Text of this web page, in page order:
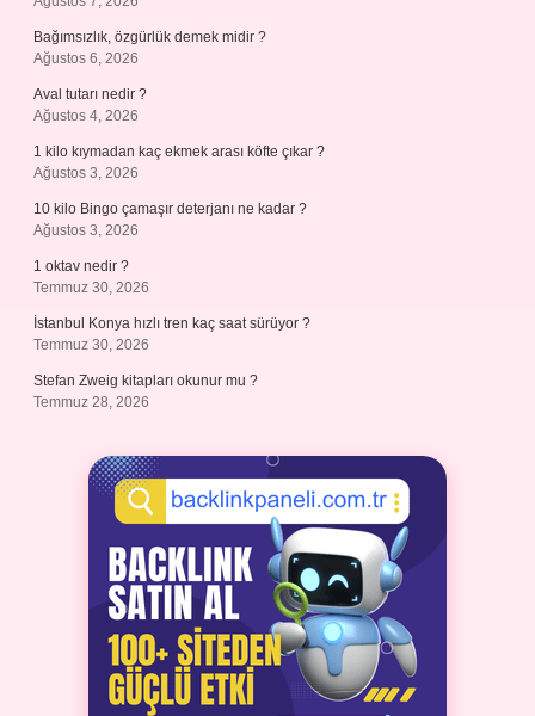
Bağımsızlık, özgürlük demek midir ?
Ağustos 6, 2026
Aval tutarı nedir ?
Ağustos 4, 2026
1 kilo kıymadan kaç ekmek arası köfte çıkar ?
Ağustos 3, 2026
10 kilo Bingo çamaşır deterjanı ne kadar ?
Ağustos 3, 2026
1 oktav nedir ?
Temmuz 30, 2026
İstanbul Konya hızlı tren kaç saat sürüyor ?
Temmuz 30, 2026
Stefan Zweig kitapları okunur mu ?
Temmuz 28, 2026